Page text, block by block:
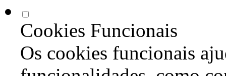
Cookies Funcionais
Os cookies funcionais